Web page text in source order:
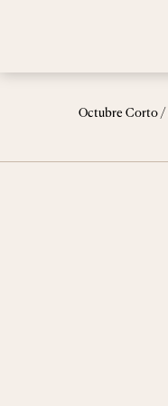
Octubre Corto/